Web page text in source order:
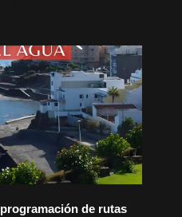
de rutas